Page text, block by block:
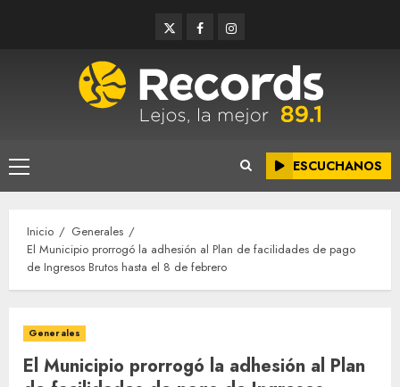
TwitterFacebookInstagram
Menú
principal
ESCUCHANOS
Inicio
Generales
El Municipio prorrogó la adhesión al Plan de facilidades de pago
de Ingresos Brutos hasta el 8 de febrero
Generales
El Municipio prorrogó la adhesión al Plan